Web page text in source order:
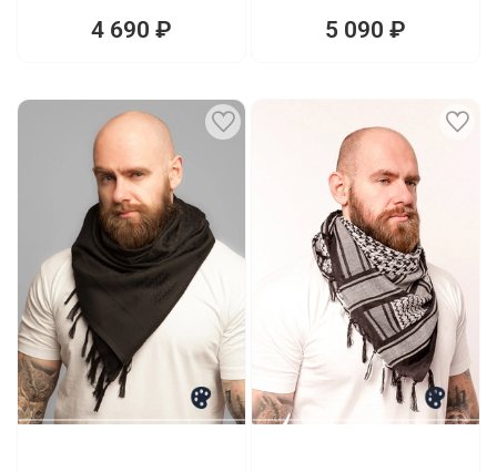
4 690 ₽ 5 090 ₽
1 1